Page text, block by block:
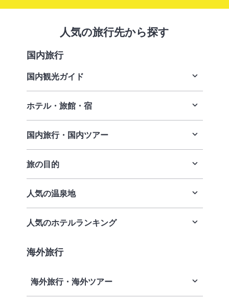
人気の旅行先から探す
国内旅行
国内観光ガイド
日本のおすすめ観光スポット
東京のおすすめ観光スポット
京都のおすすめ観光スポット
大阪のおすすめ観光スポット
名古屋のおすすめ観光スポット
福岡のおすすめ観光スポット
広島のおすすめ観光スポット
ホテル・旅館・宿
ホテル・旅館・宿トップ
札幌ホテル
東京ホテル
名古屋ホテル
金沢ホテル・旅館
京都ホテル・旅館
国内旅行・国内ツアー
国内旅行・国内ツアートップ
札幌旅行・ツアー
仙台旅行・ツアー
東京旅行・ツアー
熱海旅行・ツアー
旅の目的
高級旅館・高級ホテル
温泉旅行
露天風呂付客室
ビジネス・出張
人気の温泉地
温泉旅行特集
草津温泉
有馬温泉
人気のホテルランキング
全国のホテル・旅館ランキング
札幌のホテルランキング
海外旅行
海外旅行・海外ツアー